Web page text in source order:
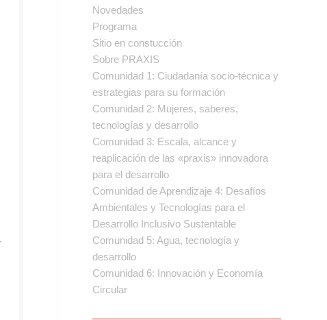
Novedades
Programa
Sitio en constucción
Sobre PRAXIS
Comunidad 1: Ciudadanía socio-técnica y
estrategias para su formación
Comunidad 2: Mujeres, saberes,
tecnologías y desarrollo
Comunidad 3: Escala, alcance y
reaplicación de las «praxis» innovadora
para el desarrollo
Comunidad de Aprendizaje 4: Desafíos
Ambientales y Tecnologías para el
Desarrollo Inclusivo Sustentable
Comunidad 5: Agua, tecnología y
desarrollo
Comunidad 6: Innovación y Economía
Circular